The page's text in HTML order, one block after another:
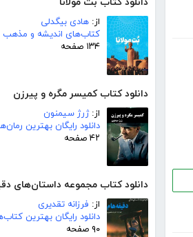
از: هادی بیگدلی
کتاب‌های اندیشه و مذهب
۱۳۴ صفحه
دانلود کتاب کمیسر مگره و پیرزن
از:ژرژ سیمنون
دانلود رایگان بهترین
۴۲ صفحه
دانلود کتاب مجموعه داستان‌های
از: فرزانه تقدیری
دانلود رایگان بهترین
۹۰ صفحه